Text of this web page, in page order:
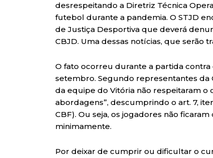
desrespeitando a Diretriz Técnica
futebol durante a pandemia. O STJD
de Justiça Desportiva que deverá
CBJD. Uma dessas notícias, que serão
O fato ocorreu durante a partida contra
setembro. Segundo representantes da
da equipe do Vitória não respeitaram o
abordagens”, descumprindo o art. 7,
CBF). Ou seja, os jogadores não
minimamente.
Por deixar de cumprir ou dificultar o